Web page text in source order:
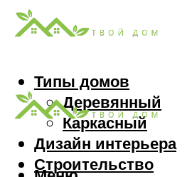
Типы домов
Деревянный
Каркасный
Дизайн интерьера
Строительство